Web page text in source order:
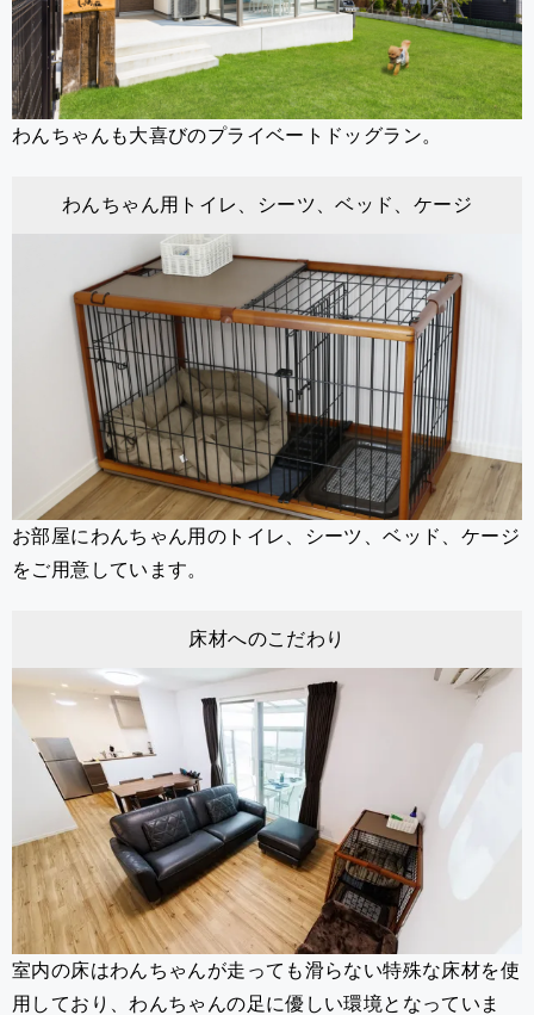
わんちゃんも大喜びのプライベートドッグラン。
わんちゃん用トイレ、シーツ、ベッド、ケージ
お部屋にわんちゃん用のトイレ、シーツ、ベッド、ケージ
をご用意しています。
床材へのこだわり
室内の床はわんちゃんが走っても滑らない特殊な床材を使
用しており、わんちゃんの足に優しい環境となっていま